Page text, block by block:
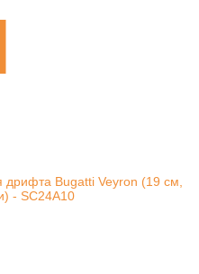
Bugatti Veyron (19 см,
- SC24A10